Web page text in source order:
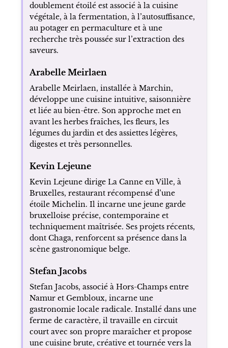
doublement étoilé est associé à la cuisine
végétale, à la fermentation, à l’autosuffisance,
au potager en permaculture et à une
recherche très poussée sur l’extraction des
saveurs.
Arabelle Meirlaen
Arabelle Meirlaen, installée à Marchin,
développe une cuisine intuitive, saisonnière
et liée au bien-être. Son approche met en
avant les herbes fraîches, les fleurs, les
légumes du jardin et des assiettes légères,
digestes et très personnelles.
Kevin Lejeune
Kevin Lejeune dirige La Canne en Ville, à
Bruxelles, restaurant récompensé d’une
étoile Michelin. Il incarne une jeune garde
bruxelloise précise, contemporaine et
techniquement maîtrisée. Ses projets récents,
dont Chaga, renforcent sa présence dans la
scène gastronomique belge.
Stefan Jacobs
Stefan Jacobs, associé à Hors-Champs entre
Namur et Gembloux, incarne une
gastronomie locale radicale. Installé dans une
ferme de caractère, il travaille en circuit
court avec son propre maraîcher et propose
une cuisine brute, créative et tournée vers la